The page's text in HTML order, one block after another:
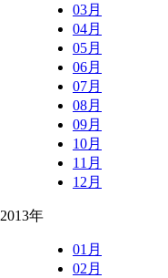
03月
04月
05月
06月
07月
08月
09月
10月
11月
12月
2013年
01月
02月